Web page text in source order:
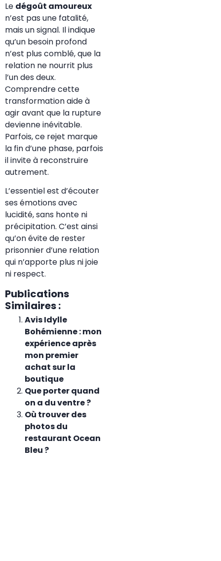
Le dégoût amoureux
n’est pas une fatalité,
mais un signal. Il indique
qu’un besoin profond
n’est plus comblé, que la
relation ne nourrit plus
l’un des deux.
Comprendre cette
transformation aide à
agir avant que la rupture
devienne inévitable.
Parfois, ce rejet marque
la fin d’une phase, parfois
il invite à reconstruire
autrement.
L’essentiel est d’écouter
ses émotions avec
lucidité, sans honte ni
précipitation. C’est ainsi
qu’on évite de rester
prisonnier d’une relation
qui n’apporte plus ni joie
ni respect.
Publications
Similaires :
Avis Idylle
Bohémienne : mon
expérience après
mon premier
achat sur la
boutique
Que porter quand
on a du ventre ?
Où trouver des
photos du
restaurant Ocean
Bleu ?